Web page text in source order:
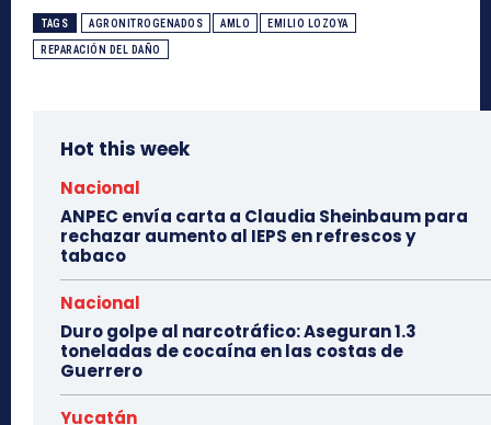
TAGS AGRONITROGENADOS AMLO EMILIO LOZOYA
REPARACIÓN DEL DAÑO
Hot this week
Nacional
ANPEC envía carta a Claudia Sheinbaum para
rechazar aumento al IEPS en refrescos y
tabaco
Nacional
Duro golpe al narcotráfico: Aseguran 1.3
toneladas de cocaína en las costas de
Guerrero
Yucatán